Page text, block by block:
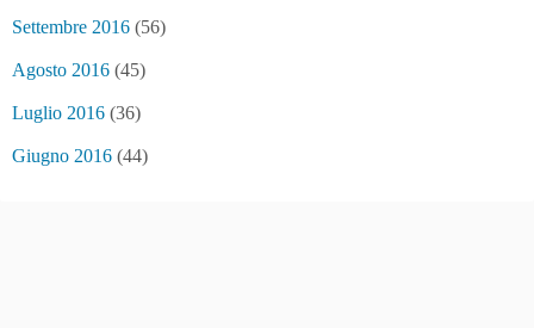
Settembre 2016 (56)
Agosto 2016 (45)
Luglio 2016 (36)
Giugno 2016 (44)